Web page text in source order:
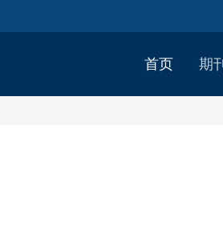
首页 期